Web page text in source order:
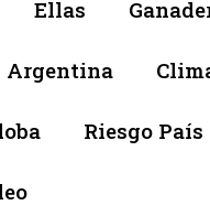
Ellas
Argentina
Riesgo País